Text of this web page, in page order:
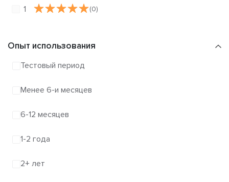
1 (0)
Опыт использования
Тестовый период
Менее 6-и месяцев
6-12 месяцев
1-2 года
2+ лет